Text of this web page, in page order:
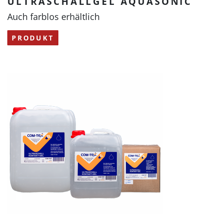
Auch farblos erhältlich
PRODUKT